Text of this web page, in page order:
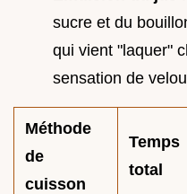
sucre et du
qui vient "laquer"
sensation de
Méthode
de
cuisson
Temps
total